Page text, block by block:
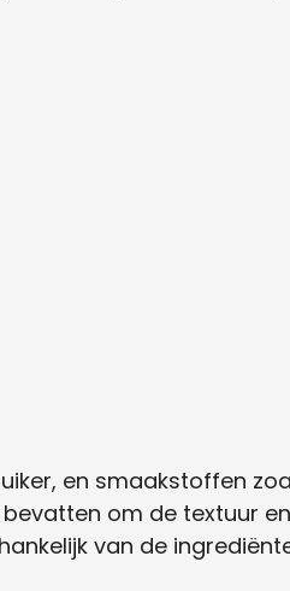
en smaakstoffen
om de textuur en
van de